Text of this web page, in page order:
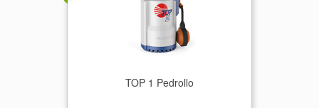
TOP 1 Pedrollo